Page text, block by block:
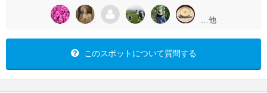
…他
このスポットについて質問する